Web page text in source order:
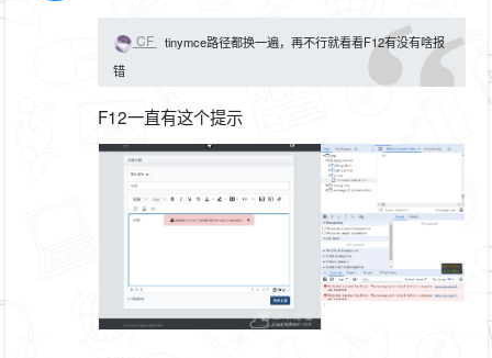
CF
tinymce路径都换一遍，再不行就看看F12有没有啥报
错
F12一直有这个提示